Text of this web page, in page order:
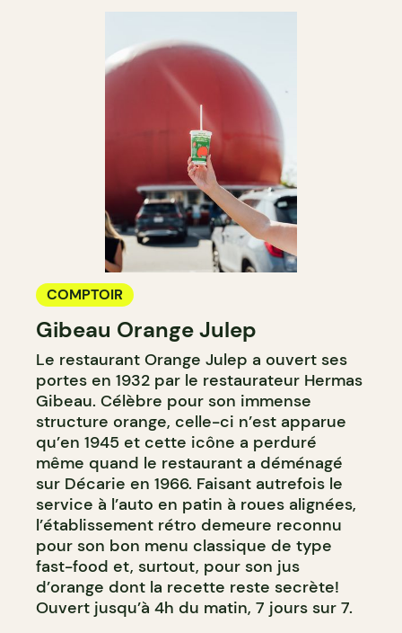
COMPTOIR
Gibeau Orange Julep
Le restaurant Orange Julep a ouvert ses
portes en 1932 par le restaurateur Hermas
Gibeau. Célèbre pour son immense
structure orange, celle-ci n’est apparue
qu’en 1945 et cette icône a perduré
même quand le restaurant a déménagé
sur Décarie en 1966. Faisant autrefois le
service à l’auto en patin à roues alignées,
l’établissement rétro demeure reconnu
pour son bon menu classique de type
fast-food et, surtout, pour son jus
d’orange dont la recette reste secrète!
Ouvert jusqu’à 4h du matin, 7 jours sur 7.